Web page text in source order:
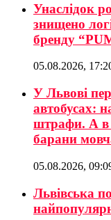
Унаслідок
знищено
бренду
05.08.2026,
У Львові
автобусах:
штрафи. А в
барани
05.08.2026,
Львівська